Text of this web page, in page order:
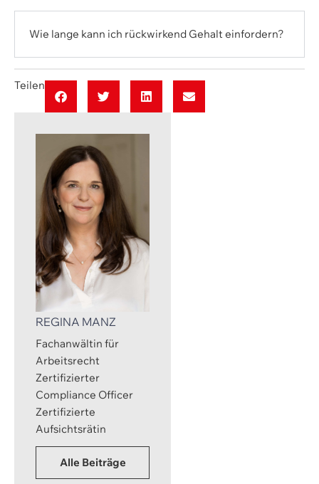
Wie lange kann ich rückwirkend Gehalt einfordern?
Teilen
REGINA MANZ
Fachanwältin für
Arbeitsrecht
Zertifizierter
Compliance Officer
Zertifizierte
Aufsichtsrätin
Alle Beiträge